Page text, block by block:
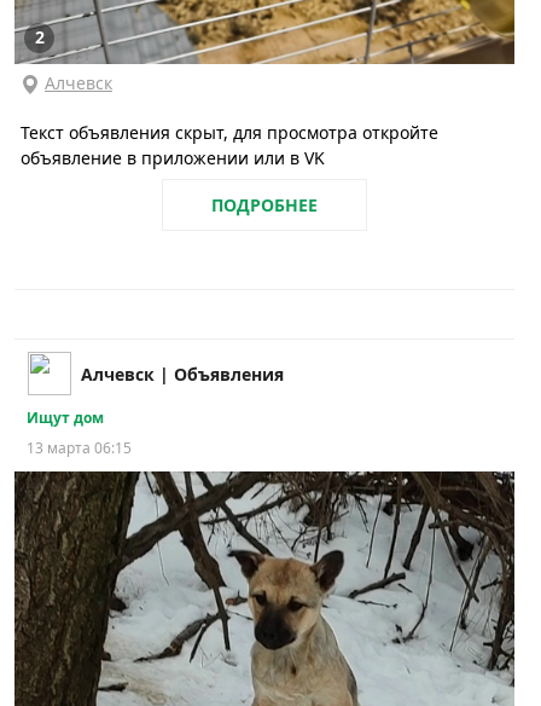
2
Алчевск
Текст объявления скрыт, для просмотра откройте
объявление в приложении или в VK
ПОДРОБНЕЕ
Алчевск | Объявления
Ищут дом
13 марта 06:15